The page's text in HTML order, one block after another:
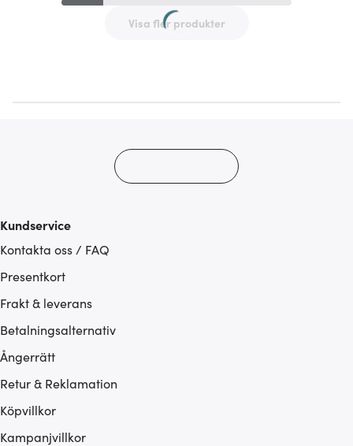
Visa fler produkter
Kundservice
Kontakta oss / FAQ
Presentkort
Frakt & leverans
Betalningsalternativ
Ångerrätt
Retur & Reklamation
Köpvillkor
Kampanjvillkor